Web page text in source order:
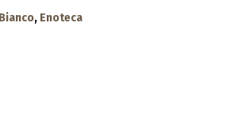
Bianco, Enoteca